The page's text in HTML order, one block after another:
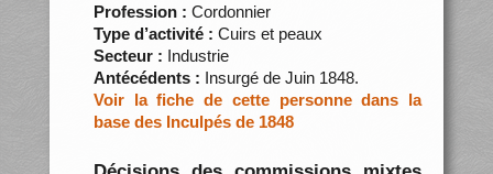
Profession : Cordonnier
Type d’activité : Cuirs et peaux
Secteur : Industrie
Antécédents : Insurgé de Juin 1848.
Voir la fiche de cette personne dans la
base des Inculpés de 1848